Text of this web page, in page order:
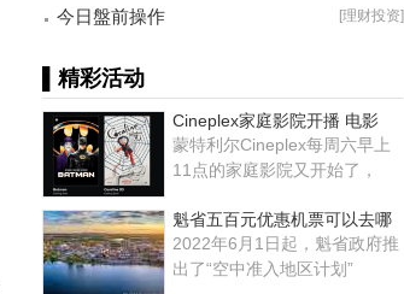
线利润！
[理财投资]
今日盤前操作
▌精彩活动
Cineplex家庭影院开播 电影
蒙特利尔Cineplex每周六早上
11点的家庭影院又开始了，
魁省五百元优惠机票可以去哪
2022年6月1日起，魁省政府推
出了“空中准入地区计划”